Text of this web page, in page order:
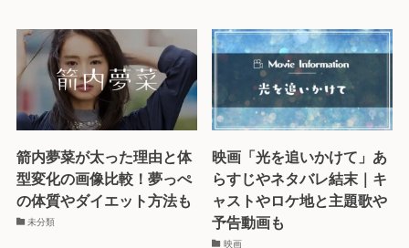
箭内夢菜が太った理由と体
型変化の画像比較！夢っぺ
の体質やダイエット方法も
未分類
映画「光を追いかけて」あ
らすじやネタバレ結末｜キ
ャストやロケ地と主題歌や
予告動画も
映画